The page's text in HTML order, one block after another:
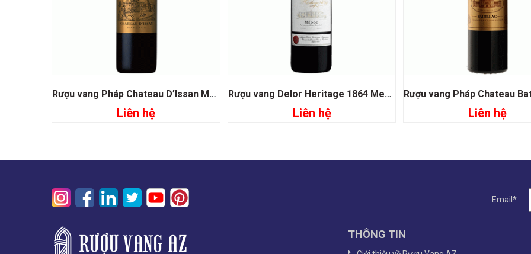
Đọc tiếp
Rượu vang Pháp Chateau D’Issan Margaux
Liên hệ
Đọc tiếp
Rượu vang Delor Heritage 1864 Medoc
Liên hệ
Đọc tiếp
Liên hệ
Email*
THÔNG TIN